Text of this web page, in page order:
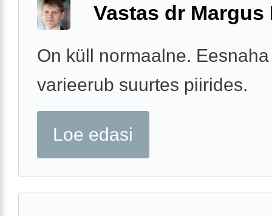
Vastas dr Margus
On küll normaalne.
varieerub suurtes piirides.
Loe edasi